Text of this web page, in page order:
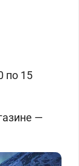
по 15
—